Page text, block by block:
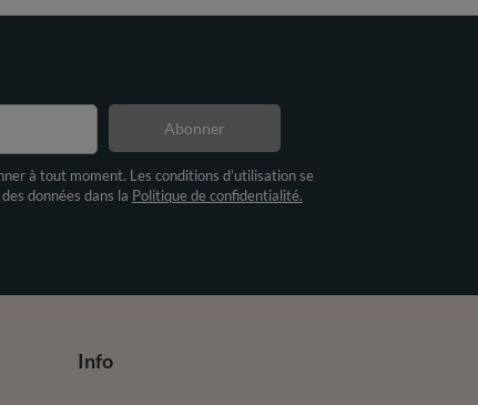
à tout moment. Les conditions d’utilisation se
données dans la Politique de confidentialité.
Abonner
Info